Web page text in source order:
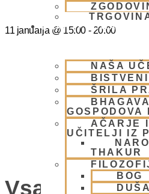
BHAKTI JOGA
NAŠA
ŠRILA
GOSPODOVA
AČARJE
UČITELJI IZ
THAKUR
BOG
DUŠA
11 januarja @ 15:00 - 20:00
Vsako